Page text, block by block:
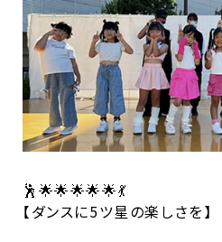
🕺🌟🌟🌟🌟🌟💃
【ダンスに5ツ星の楽しさを】